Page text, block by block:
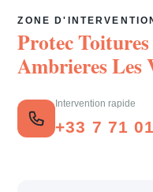
ZONE
Protec
Ambrieres Les
Intervention rapide
+33 7 71